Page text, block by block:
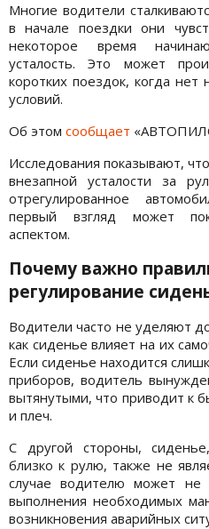
Многие водители
в начале поездки они
некоторое время
усталость. Это может
коротких поездок, когда
условий.
Об этом сообщает
Исследования показывают,
внезапной усталости за
отрегулированное
первый взгляд может
аспектом.
Почему важно
регулирование
Водители часто не уделяют
как сиденье влияет на их
Если сиденье находится
приборов, водитель
вытянутыми, что приводит к
и плеч.
С другой стороны,
близко к рулю, также не
случае водителю может не
выполнения необходимых
возникновения аварийных